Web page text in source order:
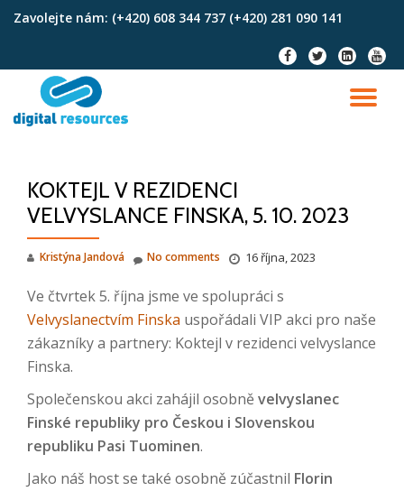
Zavolejte nám: (+420) 608 344 737 (+420) 281 090 141
fa-
facebook
fa-
twitter
fa-
linkedin-
square
fa-
KOKTEJL V REZIDENCI
VELVYSLANCE FINSKA, 5. 10. 2023
Kristýna Jandová 16 října, 2023
No comments
Ve čtvrtek 5. října jsme ve spolupráci s
Velvyslanectvím Finska uspořádali VIP akci pro naše
zákazníky a partnery: Koktejl v rezidenci velvyslance
Finska.
Společenskou akci zahájil osobně velvyslanec
Finské republiky pro Českou i Slovenskou
republiku Pasi Tuominen.
Jako náš host se také osobně zúčastnil Florin